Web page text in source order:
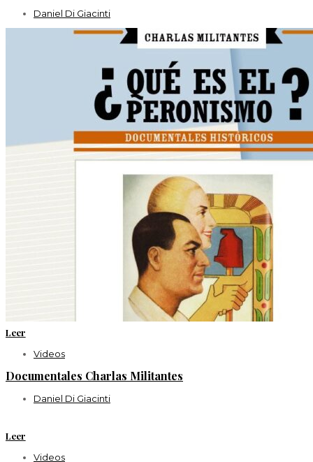
Daniel Di Giacinti
Leer
Videos
Documentales Charlas Militantes
Daniel Di Giacinti
Leer
Videos